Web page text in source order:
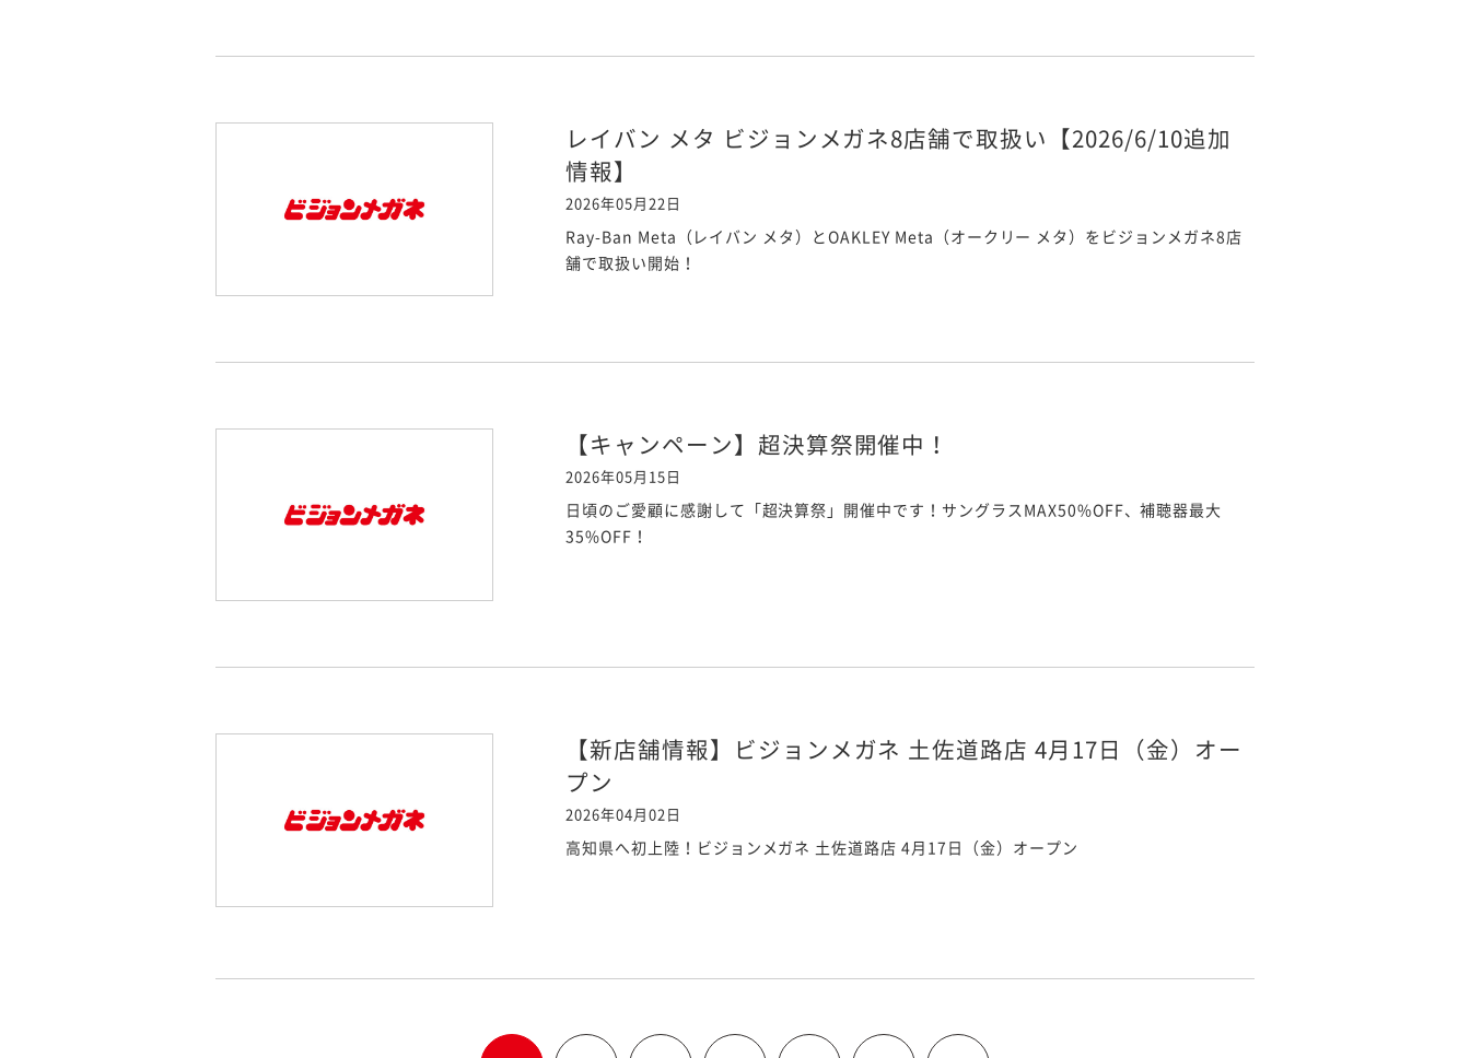
2026年05月22日
レイバン メタ ビジョンメガネ8店舗で取扱い【2026/6/10追加
情報】
Ray-Ban Meta（レイバン メタ）とOAKLEY Meta（オークリー メタ）をビジョンメガネ8店
舗で取扱い開始！
2026年05月15日
【キャンペーン】超決算祭開催中！
日頃のご愛顧に感謝して「超決算祭」開催中です！サングラスMAX50%OFF、補聴器最大
35%OFF！
2026年04月02日
【新店舗情報】ビジョンメガネ 土佐道路店 4月17日（金）オー
プン
高知県へ初上陸！ビジョンメガネ 土佐道路店 4月17日（金）オープン